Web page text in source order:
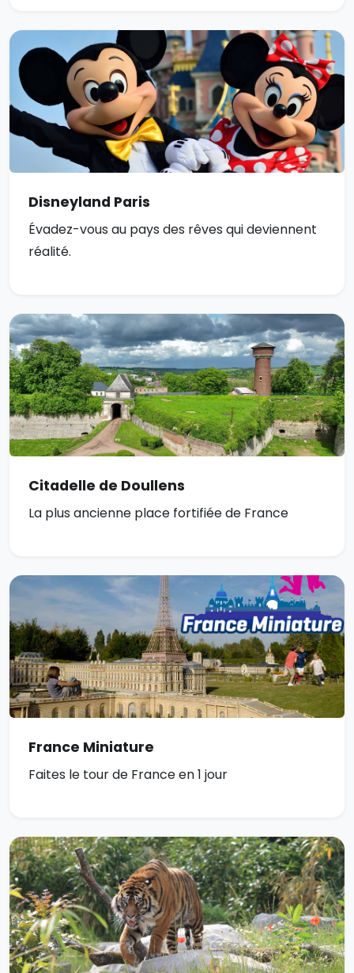
Disneyland Paris
Évadez-vous au pays des rêves qui deviennent
réalité.
Citadelle de Doullens
La plus ancienne place fortifiée de France
France Miniature
Faites le tour de France en 1 jour